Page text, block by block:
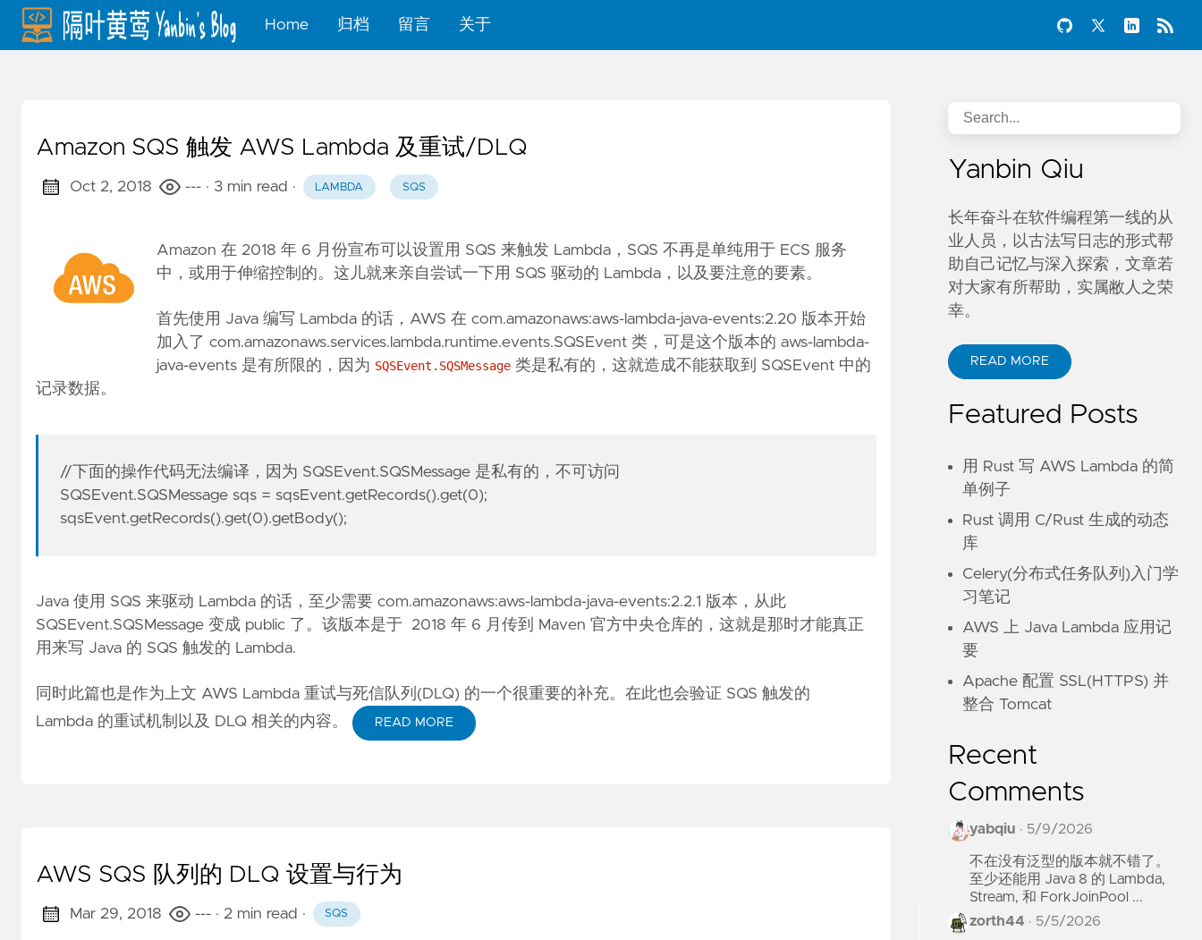
Home 归档 留言 关于
Amazon SQS 触发 AWS Lambda 及重试/DLQ
Oct 2, 2018 --- · 3 min read · LAMBDA SQS
Amazon 在 2018 年 6 月份宣布可以设置用 SQS 来触发 Lambda，SQS 不再是单纯用于 ECS 服务
中，或用于伸缩控制的。这儿就来亲自尝试一下用 SQS 驱动的 Lambda，以及要注意的要素。
首先使用 Java 编写 Lambda 的话，AWS 在 com.amazonaws:aws-lambda-java-events:2.20 版本开始
加入了 com.amazonaws.services.lambda.runtime.events.SQSEvent 类，可是这个版本的 aws-lambda-
java-events 是有所限的，因为 SQSEvent.SQSMessage 类是私有的，这就造成不能获取到 SQSEvent 中的
记录数据。
//下面的操作代码无法编译，因为 SQSEvent.SQSMessage 是私有的，不可访问
SQSEvent.SQSMessage sqs = sqsEvent.getRecords().get(0);
sqsEvent.getRecords().get(0).getBody();
Java 使用 SQS 来驱动 Lambda 的话，至少需要 com.amazonaws:aws-lambda-java-events:2.2.1 版本，从此
SQSEvent.SQSMessage 变成 public 了。该版本是于 2018 年 6 月传到 Maven 官方中央仓库的，这就是那时才能真正
用来写 Java 的 SQS 触发的 Lambda.
同时此篇也是作为上文 AWS Lambda 重试与死信队列(DLQ) 的一个很重要的补充。在此也会验证 SQS 触发的
Lambda 的重试机制以及 DLQ 相关的内容。
READ MORE
AWS SQS 队列的 DLQ 设置与行为
Mar 29, 2018 --- · 2 min read · SQS
Yanbin Qiu
长年奋斗在软件编程第一线的从
业人员，以古法写日志的形式帮
助自己记忆与深入探索，文章若
对大家有所帮助，实属敝人之荣
幸。
READ MORE
Featured Posts
用 Rust 写 AWS Lambda 的简
单例子
Rust 调用 C/Rust 生成的动态
库
Celery(分布式任务队列)入门学
习笔记
AWS 上 Java Lambda 应用记
要
Apache 配置 SSL(HTTPS) 并
整合 Tomcat
Recent
Comments
yabqiu · 5/9/2026
不在没有泛型的版本就不错了。
至少还能用 Java 8 的 Lambda,
Stream, 和 ForkJoinPool ...
zorth44 · 5/5/2026